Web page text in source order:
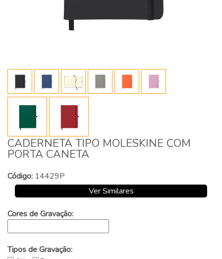
CADERNETA TIPO MOLESKINE COM
PORTA CANETA
Código: 14429P
Ver Similares
Cores de Gravação:
Tipos de Gravação: